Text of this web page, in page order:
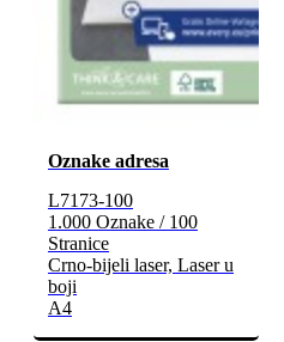
Oznake adresa
L7173-100
1.000 Oznake / 100
Stranice
Crno-bijeli laser, Laser u
boji
A4